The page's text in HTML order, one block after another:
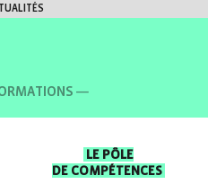
LE PÔLE
DE COMPÉTENCES